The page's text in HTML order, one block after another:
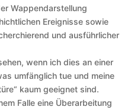
Wappendarstellung
Ereignisse sowie
und ausführlicher
wenn ich dies an einer
umfänglich tue und meine
kaum geeignet sind.
Falle eine Überarbeitung